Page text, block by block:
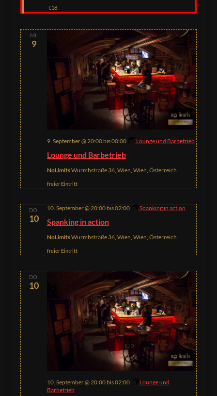
€18
MI.
9
Lounge und Barbetrieb
9. September @ 20:00bis00:00 Lounge und Barbetrieb
NoLimitsWurmbstraße 36, Wien, Wien, Österreich
freier Eintritt
DO.
10 Spanking in action
10. September @ 20:00bis02:00 Spanking in action
NoLimitsWurmbstraße 36, Wien, Wien, Österreich
freier Eintritt
DO.
10
10. September @ 20:00bis02:00
Lounge und
Barbetrieb